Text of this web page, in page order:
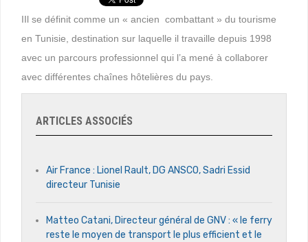
IIl se définit comme un « ancien combattant » du tourisme
en Tunisie, destination sur laquelle il travaille depuis 1998
avec un parcours professionnel qui l’a mené à collaborer
avec différentes chaînes hôtelières du pays.
ARTICLES ASSOCIÉS
Air France : Lionel Rault, DG ANSCO, Sadri Essid
directeur Tunisie
Matteo Catani, Directeur général de GNV : « le ferry
reste le moyen de transport le plus efficient et le